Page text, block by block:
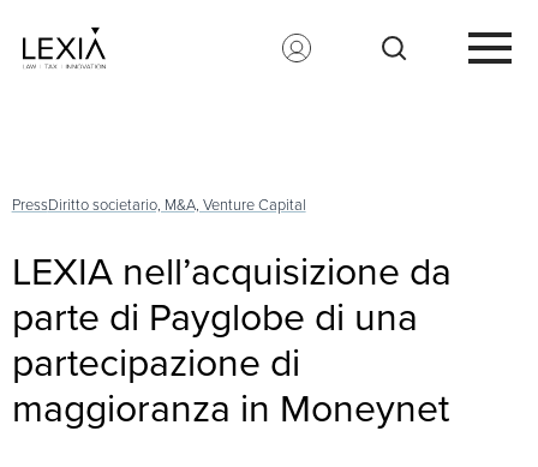
PressDiritto societario, M&A, Venture Capital
LEXIA nell’acquisizione da
parte di Payglobe di una
partecipazione di
maggioranza in Moneynet